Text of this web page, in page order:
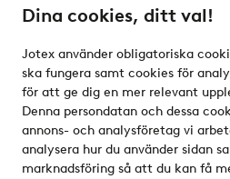
Dina cookies, ditt val!
Jotex använder obligatoriska
ska fungera samt cookies för
för att ge dig en mer relevant
Denna persondatan och dessa
annons- och analysföretag vi
analysera hur du använder sidan
marknadsföring så att du kan få
Säkra betalningar - Betala
Vill du veta mer om
elpy